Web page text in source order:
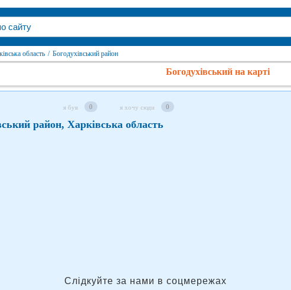
область / Богодухівський район
Богодухівський на карті
я був 0 я хочу сюди 0
район, Харківська область
Слідкуйте за нами в соцмережах